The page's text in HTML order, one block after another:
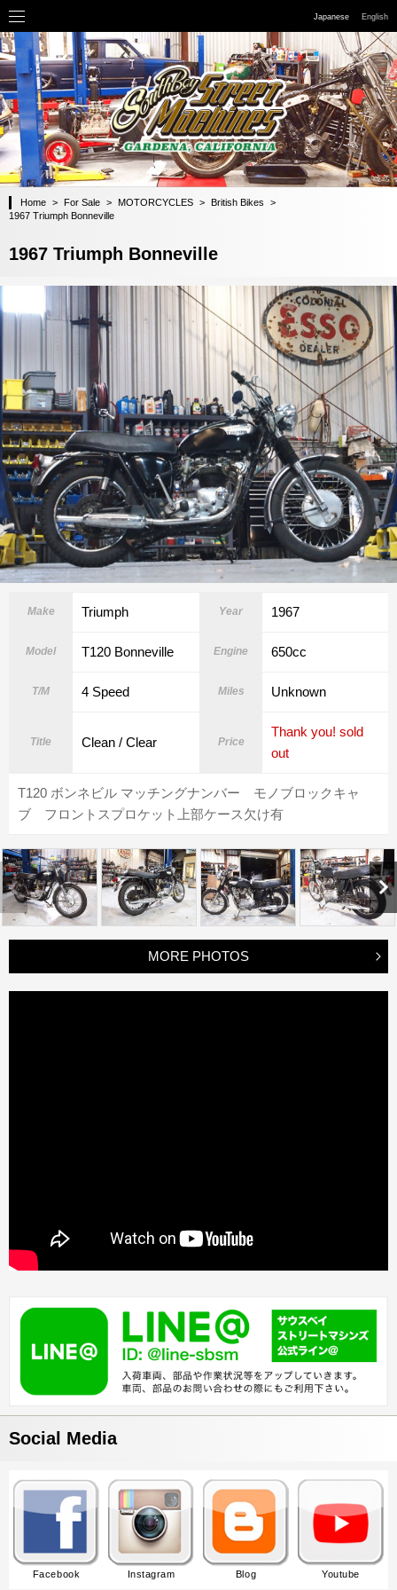
Japanese English
Home > For Sale > MOTORCYCLES > British Bikes
>
1967 Triumph Bonneville
1967 Triumph Bonneville
Make Triumph Year 1967
Model T120 Bonneville Engine 650cc
T/M 4 Speed Miles Unknown
Title Clean / Clear Price
Thank you! sold
out
T120 ボンネビル マッチングナンバー モノブロックキャ
ブ フロントスプロケット上部ケース欠け有
MORE PHOTOS
Social Media
Facebook Instagram Blog Youtube